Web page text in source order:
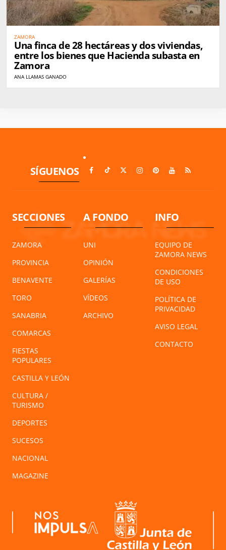
ZAMORA
Una finca de 28 hectáreas y dos viviendas,
entre los bienes que Hacienda subasta en
Zamora
ANA LLAMAS GANADO
SÍGUENOS
SECCIONES
ZAMORA
PROVINCIA
BENAVENTE
TORO
SANABRIA
COMARCAS
FIESTAS
POPULARES
CASTILLA Y LEÓN
CULTURA /
TURISMO
DEPORTES
SUCESOS
NACIONAL
MAGAZINE
A FONDO
UNI
OPINIÓN
GALERÍAS
VÍDEOS
ARCHIVO
INFO
EQUIPO DE
ZAMORA NEWS
CONDICIONES
DE USO
POLÍTICA DE
PRIVACIDAD
AVISO LEGAL
CONTACTO